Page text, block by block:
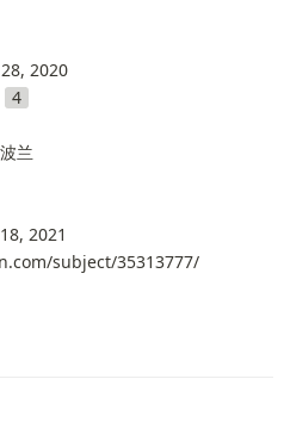
2020
4
波兰
2021
subject/35313777/